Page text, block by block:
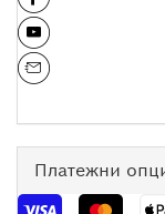
Платежни